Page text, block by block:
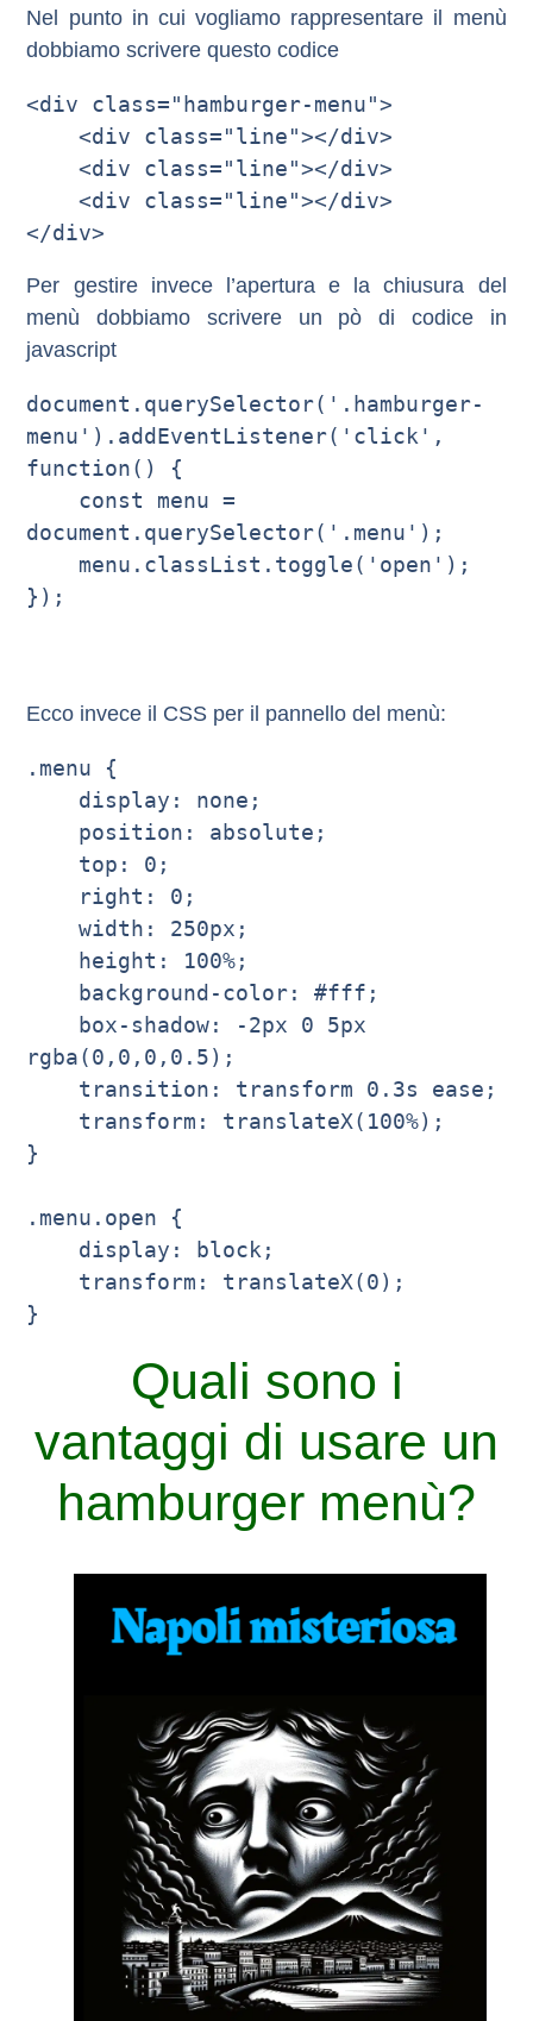
Nel punto in cui vogliamo rappresentare il menù
dobbiamo scrivere questo codice
<div class="hamburger-menu">
    <div class="line"></div>
    <div class="line"></div>
    <div class="line"></div>
Per gestire invece l’apertura e la chiusura del
menù dobbiamo scrivere un pò di codice in
javascript
document.querySelector('.hamburger-
menu').addEventListener('click',
function() {
document.querySelector('.menu');
});
Ecco invece il CSS per il pannello del menù:
.menu {
    width: 250px;
rgba(0,0,0,0.5);
}
.menu.open {
}
Quali sono i
vantaggi di usare un
hamburger menù?